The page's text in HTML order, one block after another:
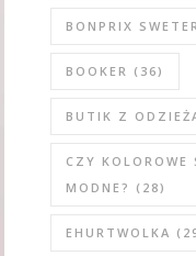
BONPRIX
BOOKER (36)
BUTIK Z
CZY KOLOROWE
MODNE? (28)
EHURTWOLKA